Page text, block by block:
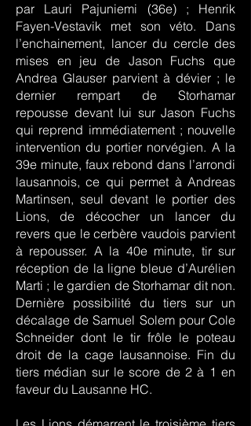
par Lauri Pajuniemi (36e) ; Henrik
Fayen-Vestavik met son véto. Dans
l’enchainement, lancer du cercle des
mises en jeu de Jason Fuchs que
Andrea Glauser parvient à dévier ; le
dernier rempart de Storhamar
repousse devant lui sur Jason Fuchs
qui reprend immédiatement ; nouvelle
intervention du portier norvégien. A la
39e minute, faux rebond dans l’arrondi
lausannois, ce qui permet à Andreas
Martinsen, seul devant le portier des
Lions, de décocher un lancer du
revers que le cerbère vaudois parvient
à repousser. A la 40e minute, tir sur
réception de la ligne bleue d’Aurélien
Marti ; le gardien de Storhamar dit non.
Dernière possibilité du tiers sur un
décalage de Samuel Solem pour Cole
Schneider dont le tir frôle le poteau
droit de la cage lausannoise. Fin du
tiers médian sur le score de 2 à 1 en
faveur du Lausanne HC.